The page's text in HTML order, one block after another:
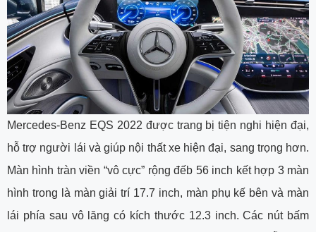
Mercedes-Benz EQS 2022 được trang bị tiện nghi hiện đại,
hỗ trợ người lái và giúp nội thất xe hiện đại, sang trọng hơn.
Màn hình tràn viền “vô cực” rộng đếb 56 inch kết hợp 3 màn
hình trong là màn giải trí 17.7 inch, màn phụ kế bên và màn
lái phía sau vô lăng có kích thước 12.3 inch. Các nút bấm